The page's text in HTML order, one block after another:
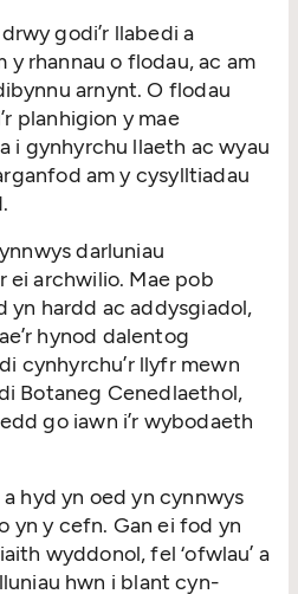
godi’r llabedi a
rhannau o flodau, ac am
arnynt. O flodau
planhigion y mae
i gynhyrchu llaeth ac wyau
am y cysylltiadau
darluniau
ei archwilio. Mae pob
yn hardd ac addysgiadol,
hynod dalentog
cynhyrchu’r llyfr mewn
Botaneg Cenedlaethol,
go iawn i’r wybodaeth
hyd yn oed yn cynnwys
yn y cefn. Gan ei fod yn
wyddonol, fel ‘ofwlau’ a
lluniau hwn i blant cyn-